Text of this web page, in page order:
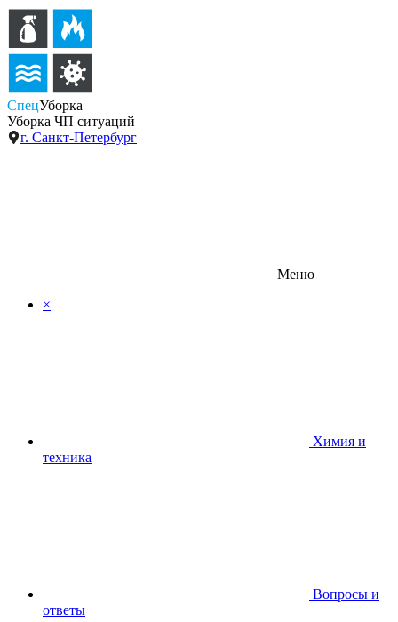
СпецУборка
Уборка ЧП ситуаций
г. Санкт-Петербург
Меню
×
Химия и
техника
Вопросы и
ответы